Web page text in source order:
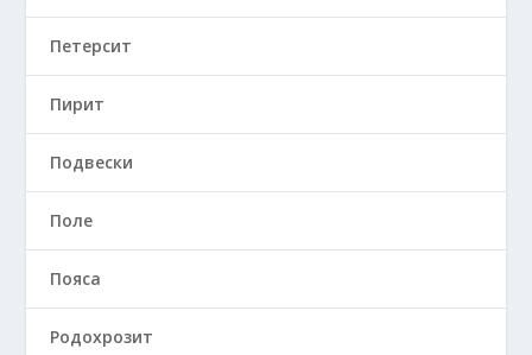
Петерсит
Пирит
Подвески
Поле
Пояса
Родохрозит